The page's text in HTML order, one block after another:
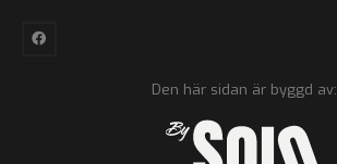
Den här sidan är byggd av: